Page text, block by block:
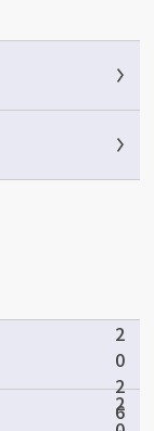
2
0
2
6
2